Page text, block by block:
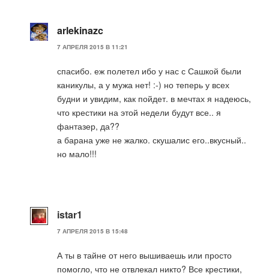
arlekinazc
7 АПРЕЛЯ 2015 В 11:21
спасибо. еж полетел ибо у нас с Сашкой были
каникулы, а у мужа нет! :-) но теперь у всех
будни и увидим, как пойдет. в мечтах я надеюсь,
что крестики на этой недели будут все.. я
фантазер, да??
а барана уже не жалко. скушалис его..вкусный..
но мало!!!
istar1
7 АПРЕЛЯ 2015 В 15:48
А ты в тайне от него вышиваешь или просто
помогло, что не отвлекал никто? Все крестики,